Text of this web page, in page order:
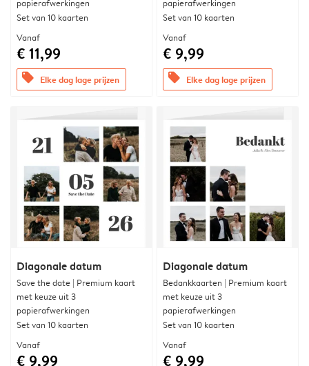
papierafwerkingen
Set van 10 kaarten
Vanaf
€ 11,99
offers Elke dag lage prijzen
papierafwerkingen
Set van 10 kaarten
Vanaf
€ 9,99
offers Elke dag lage prijzen
Diagonale datum
Save the date | Premium kaart
met keuze uit 3
papierafwerkingen
Set van 10 kaarten
Vanaf
€ 9,99
Diagonale datum
Bedankkaarten | Premium kaart
met keuze uit 3
papierafwerkingen
Set van 10 kaarten
Vanaf
€ 9,99